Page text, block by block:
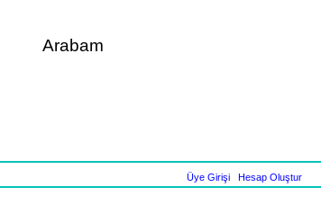
Arabam
Üye Girişi| Hesap Oluştur